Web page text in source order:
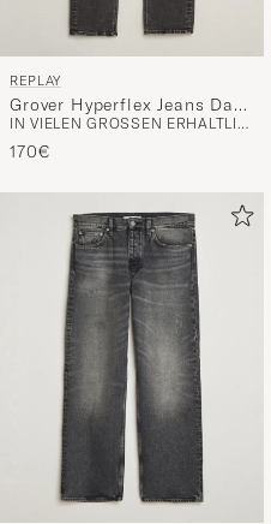
REPLAY
Grover Hyperflex Jeans Dark
Grey
IN VIELEN GRÖSSEN ERHÄLTLICH
170€